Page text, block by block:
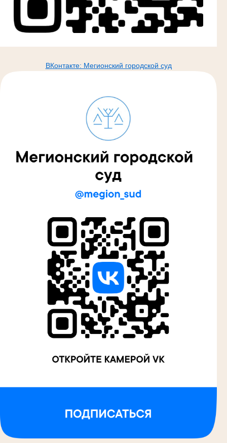
ВКонтакте: Мегионский городской суд